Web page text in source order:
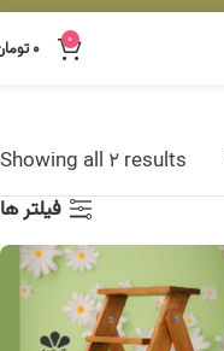
0 ۰
Showing all 2 results
فیلتر ها